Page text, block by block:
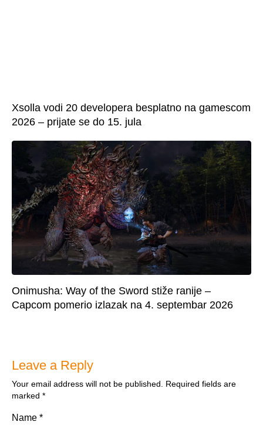
Xsolla vodi 20 developera besplatno na gamescom
2026 – prijate se do 15. jula
Onimusha: Way of the Sword stiže ranije –
Capcom pomerio izlazak na 4. septembar 2026
Leave a Reply
Your email address will not be published. Required fields are
marked *
Name *